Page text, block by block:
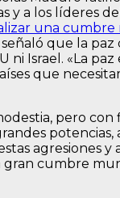
y a los líderes
una cumbre
señaló que la
ni Israel. «La
que
pero con
potencias,
agresiones y
cumbre